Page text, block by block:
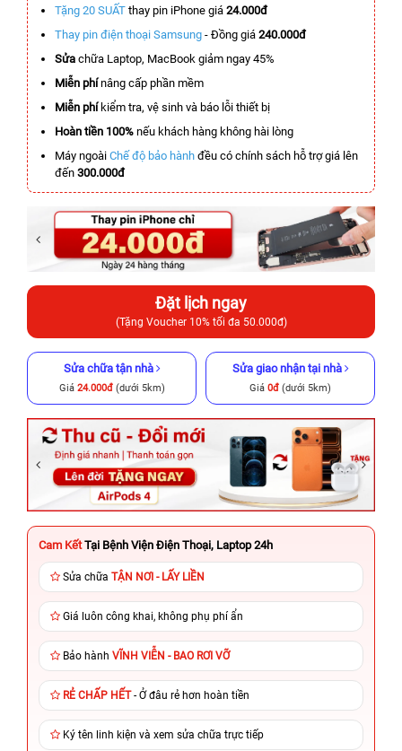
Tặng 20 SUẤT thay pin iPhone giá 24.000đ
Thay pin điện thoại Samsung - Đồng giá 240.000đ
Sửa chữa Laptop, MacBook giảm ngay 45%
Miễn phínâng cấp phần mềm
Miễn phíkiểm tra, vệ sinh và báo lỗi thiết bị
Hoàn tiền 100% nếu khách hàng không hài lòng
Máy ngoài Chế độ bảo hành đều có chính sách hỗ trợ giá lên
đến 300.000đ
Đặt lịch ngay
(Tặng Voucher 10% tối đa 50.000đ)
Sửa chữa tận nhà
Giá 24.000đ(dưới 5km)
Sửa giao nhận tại nhà
Giá 0đ (dưới 5km)
Cam Kết Tại Bệnh Viện Điện Thoại, Laptop 24h
Sửa chữa TẬN NƠI - LẤY LIỀN
Giá luôn công khai, không phụ phí ẩn
Bảo hành VĨNH VIỄN - BAO RƠI VỠ
RẺ CHẤP HẾT- Ở đâu rẻ hơn hoàn tiền
Ký tên linh kiện và xem sửa chữa trực tiếp